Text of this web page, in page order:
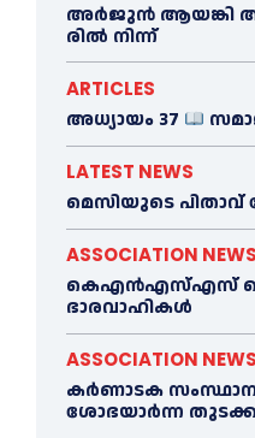
അ​ർ​ജു​ൻ ആ​യ​ങ്കി
രി​ൽ നി​ന്ന്
ARTICLES
അധ്യായം 37
LATEST NEWS
മെ​സിയുടെ
ASSOCIATION NEWS
കെഎൻഎസ്എസ്
ഭാരവാഹികള്‍
ASSOCIATION NEWS
കര്‍ണാടക
ശോഭയാർന്ന